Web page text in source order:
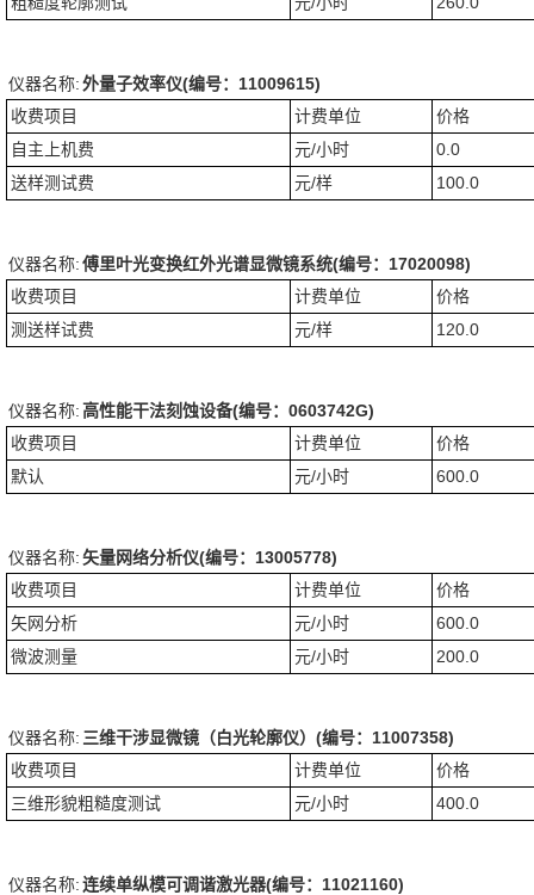
仪器名称:外量子效率仪(编号：11009615)
收费项目
计费单位
价格
自主上机费
元/小时
0.0
送样测试费
元/样 100.0
仪器名称:傅里叶光变换红外光谱显微镜系统(编号：17020098)
收费项目
计费单位
价格
测送样试费
元/样 120.0
仪器名称:高性能干法刻蚀设备(编号：0603742G)
收费项目
计费单位
价格
默认
元/小时 600.0
仪器名称:矢量网络分析仪(编号：13005778)
收费项目
计费单位
价格
矢网分析
元/小时
600.0
微波测量
元/小时 200.0
仪器名称: 三维干涉显微镜（白光轮廓仪）(编号：11007358)
收费项目
计费单位
价格
三维形貌粗糙度测试
元/小时 400.0
仪器名称:连续单纵模可调谐激光器(编号：11021160)